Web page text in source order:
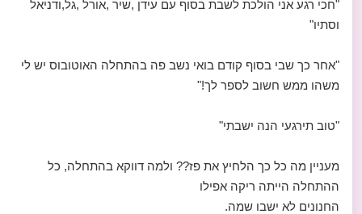
"חכי רגע אני הולכת לשבת בסוף עם עידן ,שיר ,אורל ,גל,ודניאל
וסתיו"
"אחר כך שבי בסוף קודם בואי נשב פה בהתחלה האוטובוס יש לי
משהו ממש חשוב לספר לך!"
"טוב תירגעי הנה ישבתי"
מעניין מה כל כך הלחיץ את פז?? ולמה דווקא בהתחלה, כל
ההתחלה הייתה ריקה אפילו
החנונים לא ישבו שמה.